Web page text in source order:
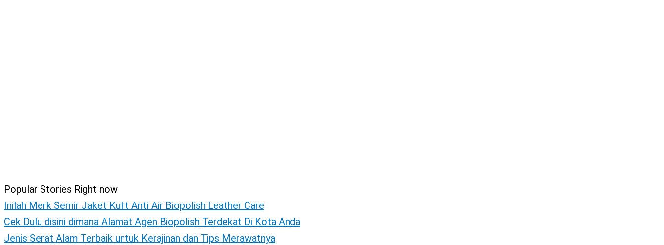
Popular Stories Right now
Inilah Merk Semir Jaket Kulit Anti Air Biopolish Leather Care
Cek Dulu disini dimana Alamat Agen Biopolish Terdekat Di Kota Anda
Jenis Serat Alam Terbaik untuk Kerajinan dan Tips Merawatnya